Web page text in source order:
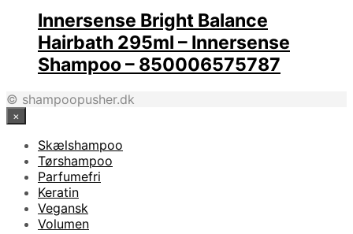
Innersense Bright Balance
Hairbath 295ml – Innersense
Shampoo – 850006575787
© shampoopusher.dk
×
Skælshampoo
Tørshampoo
Parfumefri
Keratin
Vegansk
Volumen